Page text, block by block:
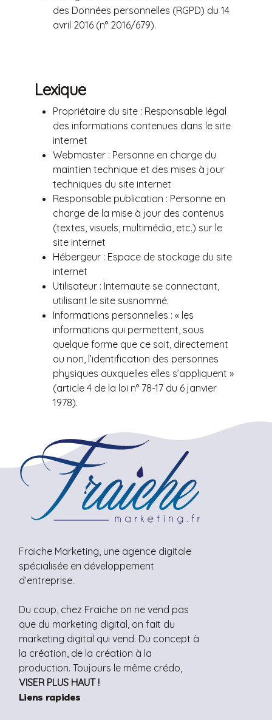
des Données personnelles (RGPD) du 14
avril 2016 (n° 2016/679).
Lexique
Propriétaire du site : Responsable légal
des informations contenues dans le site
internet
Webmaster : Personne en charge du
maintien technique et des mises à jour
techniques du site internet
Responsable publication : Personne en
charge de la mise à jour des contenus
(textes, visuels, multimédia, etc.) sur le
site internet
Hébergeur : Espace de stockage du site
internet
Utilisateur : Internaute se connectant,
utilisant le site susnommé.
Informations personnelles : « les
informations qui permettent, sous
quelque forme que ce soit, directement
ou non, l’identification des personnes
physiques auxquelles elles s’appliquent »
(article 4 de la loi n° 78-17 du 6 janvier
1978).
Fraiche Marketing, une agence digitale
spécialisée en développement
d’entreprise.
Du coup, chez Fraiche on ne vend pas
que du marketing digital, on fait du
marketing digital qui vend. Du concept à
la création, de la création à la
production. Toujours le même crédo,
VISER PLUS HAUT !
Liens rapides